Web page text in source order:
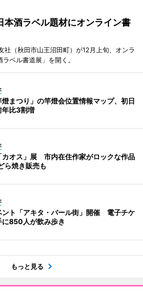
本酒ラベル題材にオンライン書
社（秋田市山王沼田町）が12月上旬、オンラ
ベル書道展」を開く。
燈まつり」の竿燈会位置情報マップ、初日
年比3割増
カオス」展 市内在住作家がロックな作品
ら焼き販売も
ント「アキタ・バール街」開催 電子チケ
に850人が飲み歩き
もっと見る